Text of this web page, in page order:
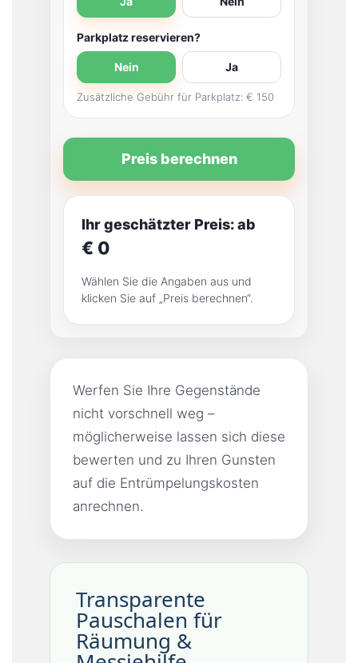
Parkplatz reservieren?
Nein Ja
Zusätzliche Gebühr für Parkplatz: € 150
Preis berechnen
Ihr geschätzter Preis: ab
€ 0
Wählen Sie die Angaben aus und
klicken Sie auf „Preis berechnen“.
Werfen Sie Ihre Gegenstände
nicht vorschnell weg –
möglicherweise lassen sich diese
bewerten und zu Ihren Gunsten
auf die Entrümpelungskosten
anrechnen.
Transparente
Pauschalen für
Räumung &